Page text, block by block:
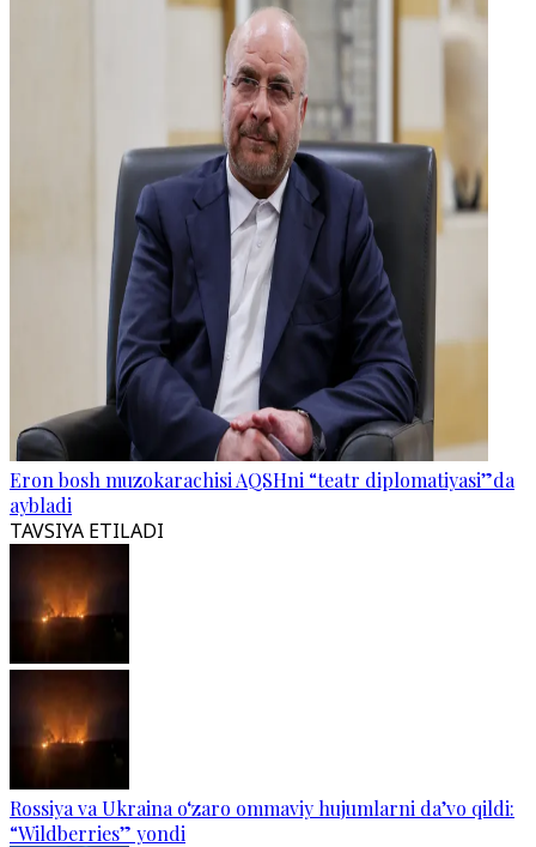
Eron bosh muzokarachisi AQSHni “teatr diplomatiyasi”da
aybladi
TAVSIYA ETILADI
Rossiya va Ukraina o‘zaro ommaviy hujumlarni da’vo qildi:
“Wildberries” yondi